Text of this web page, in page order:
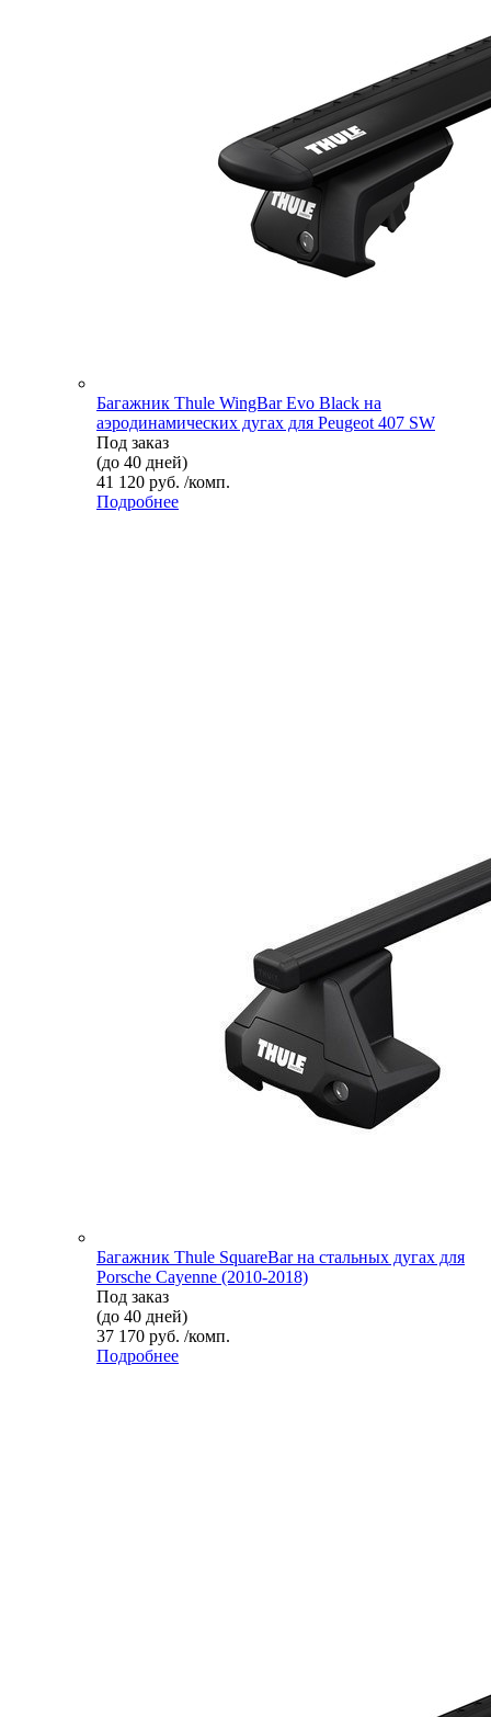
Багажник Thule WingBar Evo Black на
аэродинамических дугах для Peugeot 407 SW
Под заказ
(до 40 дней)
41 120 руб. /комп.
Подробнее
Багажник Thule SquareBar на стальных дугах для
Porsche Cayenne (2010-2018)
Под заказ
(до 40 дней)
37 170 руб. /комп.
Подробнее